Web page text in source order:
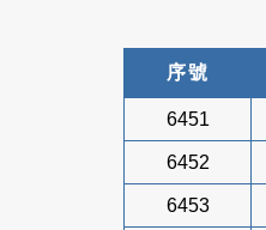
序號
6451
6452
6453